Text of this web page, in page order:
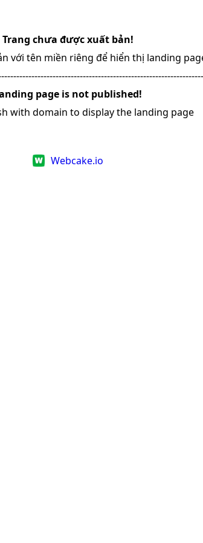
Trang chưa được xuất bản!
với tên miền riêng để hiển thị landing
page is not published!
with domain to display the landing page
Webcake.io